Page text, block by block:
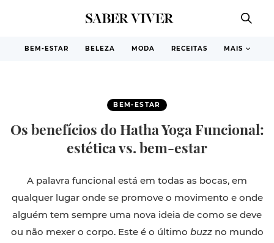
BEM-ESTAR BELEZA MODA RECEITAS MAIS
BEM-ESTAR
Os benefícios do Hatha Yoga Funcional:
estética vs. bem-estar
A palavra funcional está em todas as bocas, em
qualquer lugar onde se promove o movimento e onde
alguém tem sempre uma nova ideia de como se deve
ou não mexer o corpo. Este é o último buzz no mundo